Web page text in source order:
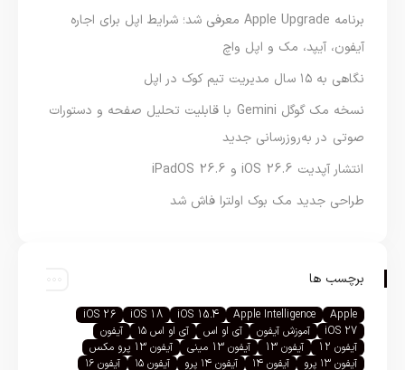
برنامه Apple Upgrade معرفی شد؛ شرایط اپل برای اجاره
آیفون، آیپد، مک و اپل واچ
نگاهی به ۱۵ سال مدیریت تیم کوک در اپل
نسخه مک گوگل Gemini با قابلیت تحلیل صفحه و دستورات
صوتی در به‌روزرسانی جدید
انتشار آپدیت iOS 26.6 و iPadOS 26.6
طراحی جدید مک بوک اولترا فاش شد
برچسب ها
Apple
Apple Intelligence
iOS 15.4
iOS 18
iOS 26
iOS 27
آموزش آیفون آی او اس آی او اس ۱۵
آیفون
آیفون 12
آیفون 13 آیفون 13 مینی
آیفون 13 پرو مکس
آیفون ۱۳ پرو
آیفون ۱۴ آیفون ۱۴ پرو آیفون ۱۵
آیفون ۱۶